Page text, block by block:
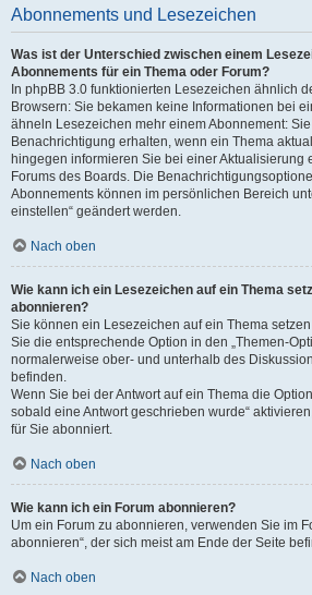
Abonnements und Lesezeichen
Was ist der Unterschied zwischen einem
Abonnements für ein Thema oder Forum?
In phpBB 3.0 funktionierten Lesezeichen ähnlich
Browsern: Sie bekamen keine Informationen bei
ähneln Lesezeichen mehr einem Abonnement:
Benachrichtigung erhalten, wenn ein Thema
hingegen informieren Sie bei einer Aktualisierung
Forums des Boards. Die
Abonnements können im persönlichen Bereich
einstellen“ geändert werden.
Nach oben
Wie kann ich ein Lesezeichen auf ein Thema
abonnieren?
Sie können ein Lesezeichen auf ein Thema
Sie die entsprechende Option in den „Themen-
normalerweise ober- und unterhalb des
befinden.
Wenn Sie bei der Antwort auf ein Thema die
sobald eine Antwort geschrieben wurde“
für Sie abonniert.
Nach oben
Wie kann ich ein Forum abonnieren?
Um ein Forum zu abonnieren, verwenden Sie im
abonnieren“, der sich meist am Ende der Seite
Nach oben